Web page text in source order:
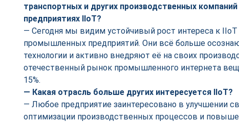
транспортных и других производственных
предприятиях IIoT?
— Сегодня мы видим устойчивый рост интереса к
промышленных предприятий. Они всё больше
технологии и активно внедряют её на своих
отечественный рынок промышленного интернета
15%.
— Какая отрасль больше других интересуется IIoT?
— Любое предприятие заинтересовано в улучшении
оптимизации производственных процессов и